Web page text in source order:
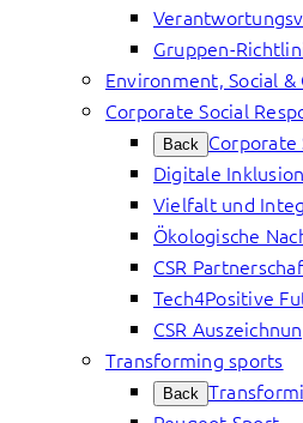
Gruppen-
Environment, Social &
Corporate Social
Back Corporate
Digitale Inklusion
Vielfalt und
Ökologische
CSR
Tech4Positive
CSR
Transforming sports
Back